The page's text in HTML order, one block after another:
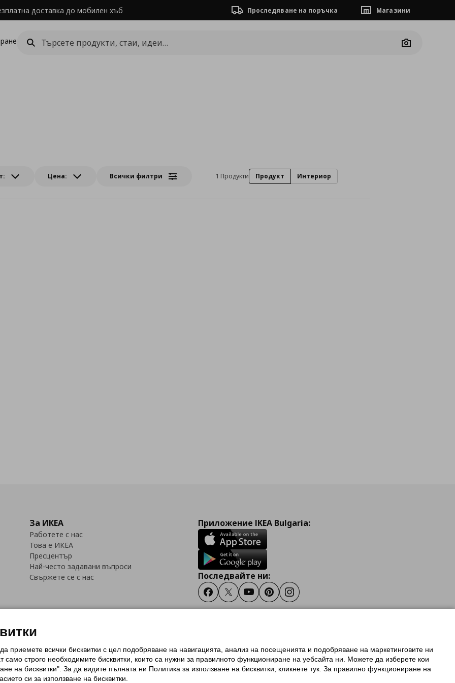
доставка до мобилен хъб Проследяване на поръчка Магазини
Camera
Цена: Всички филтри 1 Продукти Продукт Интериор
За ИКЕА
Работете с нас
Това е ИКЕА
Пресцентър
Най-често задавани въпроси
Свържете се с нас
Приложение IKEA Bulgaria:
Последвайте ни:
FacebookTwitterYoutubePinterestInstagram
(Cookies)Избор на настройки за използване на бисквиткиУсловия за ползване на ikea.bg
Политика за защита на личните данни на ikea.bg
Общи условия на програма IKEA Family
на програма IKEA Family
приемете всички бисквитки с цел подобряване на навигацията, анализ на посещенията и подобряване на маркетинговите ни
строго необходимитe бисквитки, които са нужни за правилното функциониране на уебсайта ни. Можете да изберете кои
на бисквитки". За да видите пълната ни Политика за използване на бисквитки, кликнете тук. За правилно функциониране на
си за използване на бисквитки.